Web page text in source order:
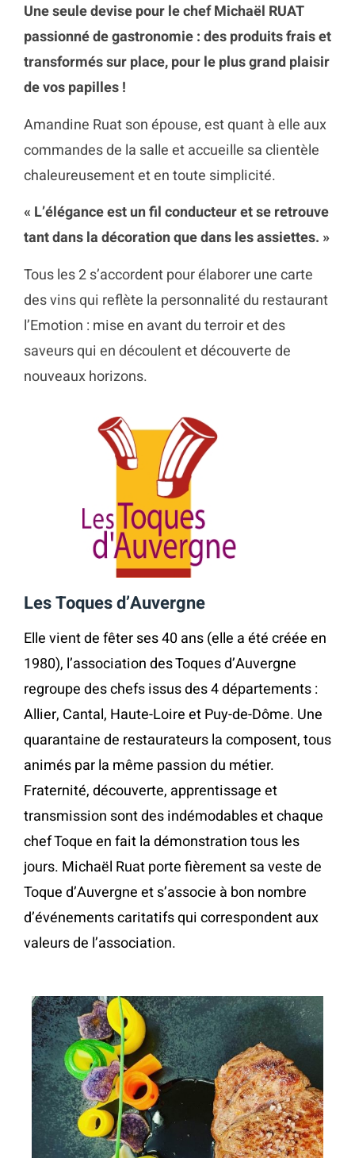
Une seule devise pour le chef Michaël RUAT
passionné de gastronomie : des produits frais et
transformés sur place, pour le plus grand plaisir
de vos papilles !
Amandine Ruat son épouse, est quant à elle aux
commandes de la salle et accueille sa clientèle
chaleureusement et en toute simplicité.
« L’élégance est un fil conducteur et se retrouve
tant dans la décoration que dans les assiettes. »
Tous les 2 s’accordent pour élaborer une carte
des vins qui reflète la personnalité du restaurant
l’Emotion : mise en avant du terroir et des
saveurs qui en découlent et découverte de
nouveaux horizons.
Les Toques d’Auvergne
Elle vient de fêter ses 40 ans (elle a été créée en
1980), l’association des Toques d’Auvergne
regroupe des chefs issus des 4 départements :
Allier, Cantal, Haute-Loire et Puy-de-Dôme. Une
quarantaine de restaurateurs la composent, tous
animés par la même passion du métier.
Fraternité, découverte, apprentissage et
transmission sont des indémodables et chaque
chef Toque en fait la démonstration tous les
jours. Michaël Ruat porte fièrement sa veste de
Toque d’Auvergne et s’associe à bon nombre
d’événements caritatifs qui correspondent aux
valeurs de l’association.